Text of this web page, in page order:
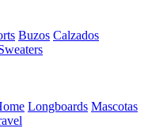
Buzos Calzados
Longboards Mascotas